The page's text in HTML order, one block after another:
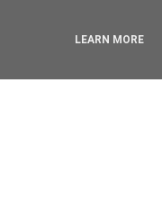
LEARN MORE